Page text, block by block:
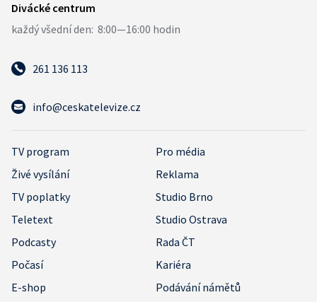
261 136 113
info@ceskatelevize.cz
TV program
Pro média
Živé vysílání
Reklama
TV poplatky
Studio Brno
Teletext
Studio Ostrava
Podcasty
Rada ČT
Počasí
Kariéra
E-shop
Podávání námětů